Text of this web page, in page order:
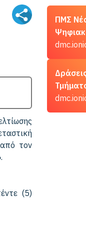
τον
.
(5)
ΠΜΣ